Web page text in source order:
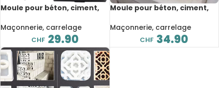
Moule pour béton, ciment,
réutilisable, pavé
Maçonnerie, carrelage
CHF 29.90
Moule pour béton, ciment,
jardin, 42x28x6 cm
Maçonnerie, carrelage
CHF 34.90